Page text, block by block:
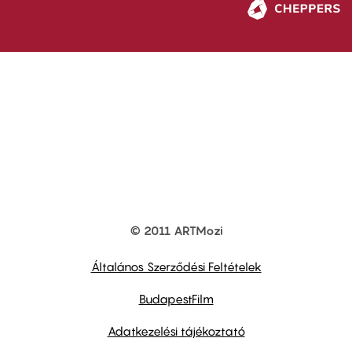
© 2011 ARTMozi
Általános Szerződési Feltételek
BudapestFilm
Adatkezelési tájékoztató